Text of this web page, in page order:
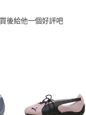
後給他一個好評吧